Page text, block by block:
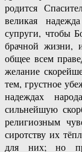
родится
великая
супруги, чтобы
брачной жизни,
общее всем
желание
тем, грустное
надеждах
сильнейшую
религиозным
сиротству их
для них; но